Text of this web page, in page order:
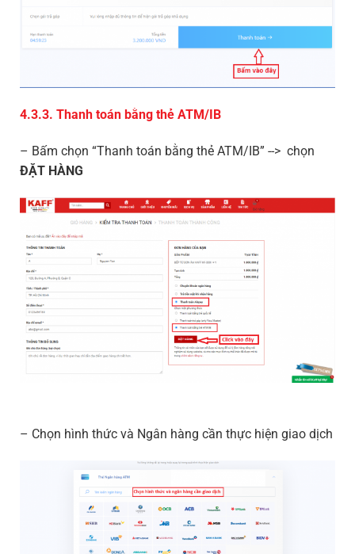
4.3.3. Thanh toán bằng thẻ ATM/IB
– Bấm chọn “Thanh toán bằng thẻ ATM/IB” --> chọn
ĐẶT HÀNG
– Chọn hình thức và Ngân hàng cần thực hiện giao dịch